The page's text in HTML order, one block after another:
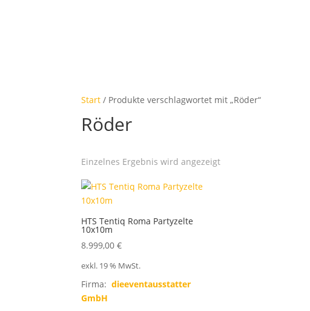
Start / Produkte verschlagwortet mit „Röder“
Röder
Einzelnes Ergebnis wird angezeigt
HTS Tentiq Roma Partyzelte
10x10m
8.999,00€
exkl. 19 % MwSt.
Firma: dieeventausstatter
GmbH